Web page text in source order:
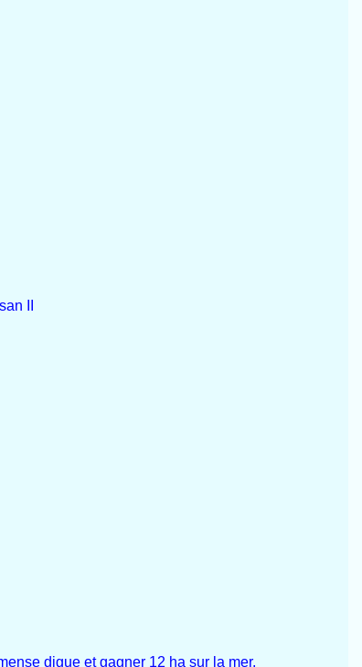
II
digue et gagner 12 ha sur la mer.